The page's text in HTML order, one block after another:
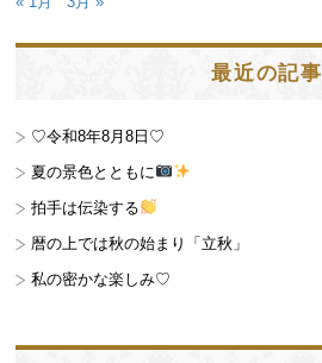
最近の記事
♡令和8年8月8日♡
夏の景色とともに
拍手は伝染する
暦の上では秋の始まり「立秋」
私の密かな楽しみ♡